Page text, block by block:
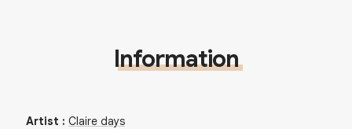
Information
Artist : Claire days